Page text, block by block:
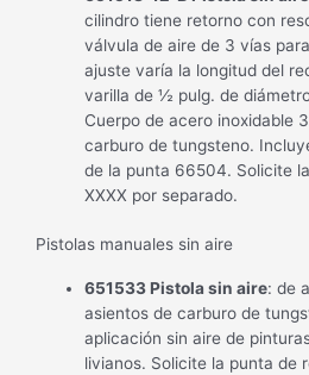
cilindro tiene retorno con
válvula de aire de 3 vías
ajuste varía la longitud del
varilla de ½ pulg. de
Cuerpo de acero inoxidable
carburo de tungsteno.
de la punta 66504. Solicite
XXXX por separado.
Pistolas manuales sin aire
651533 Pistola sin aire: de
asientos de carburo de
aplicación sin aire de
livianos. Solicite la punta de